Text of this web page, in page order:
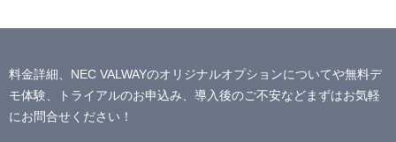
料金詳細、NEC VALWAYのオリジナルオプションについてや無料デ
モ体験、トライアルのお申込み、導入後のご不安などまずはお気軽
にお問合せください！